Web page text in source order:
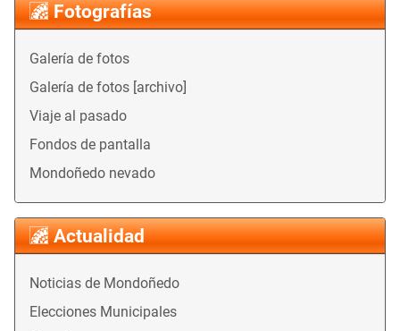
Fotografías
Galería de fotos
Galería de fotos [archivo]
Viaje al pasado
Fondos de pantalla
Mondoñedo nevado
Actualidad
Noticias de Mondoñedo
Elecciones Municipales